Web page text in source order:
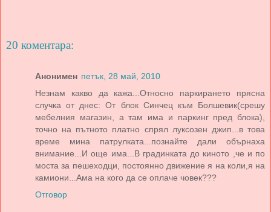
20 коментара:
Анонимен петък, 28 май, 2010
Незнам какво да кажа...Относно паркирането прясна
случка от днес: От блок Синчец към Болшевик(срешу
мебелния магазин, а там има и паркинг пред блока),
точно на пътното платно спрял луксозен джип...в това
време мина патрулката...познайте дали обърнаха
внимание...И още има...В градинката до киното ,че и по
моста за пешеходци, постоянно движение я на коли,я на
камиони...Ама на кого да се оплаче човек???
Отговор